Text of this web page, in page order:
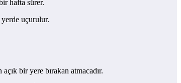
hafta sürer.
yerde uçurulur.
bir yere bırakan atmacadır.